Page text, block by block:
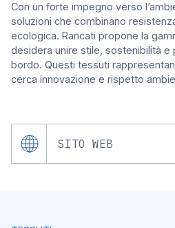
Con un forte impegno verso
soluzioni che combinano
ecologica. Rancati propone la
desidera unire stile, sostenibilità e
bordo. Questi tessuti
cerca innovazione e rispetto
SITO WEB